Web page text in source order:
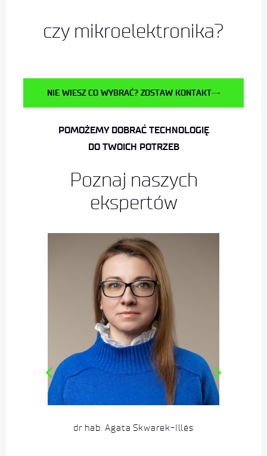
czy mikroelektronika?
NIE WIESZ CO WYBRAĆ? ZOSTAW KONTAKT
POMOŻEMY DOBRAĆ TECHNOLOGIĘ
DO TWOICH POTRZEB
Poznaj naszych
ekspertów
dr hab. Agata Skwarek-Illés